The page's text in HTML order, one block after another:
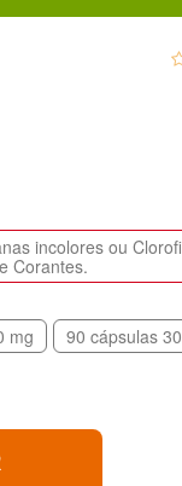
incolores ou
Corantes.
mg
90 cápsulas